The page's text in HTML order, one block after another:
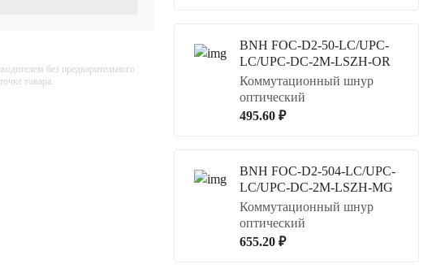
без предварительного
товара.
BNH FOC-D2-50-LC/UPC-
LC/UPC-DC-2M-LSZH-OR
Коммутационный шнур
оптический
495.60 ₽
BNH FOC-D2-504-LC/UPC-
LC/UPC-DC-2M-LSZH-MG
Коммутационный шнур
оптический
655.20 ₽